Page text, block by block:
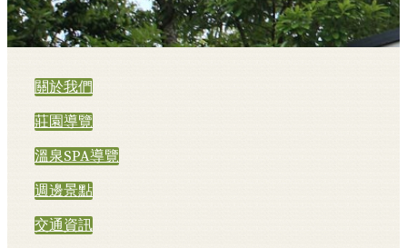
關於我們
莊園導覽
溫泉SPA導覽
週邊景點
交通資訊